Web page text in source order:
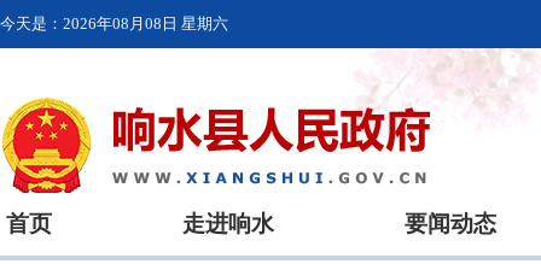
今天是： 2026年08月08日 星期六
首页 走进响水 要闻动态